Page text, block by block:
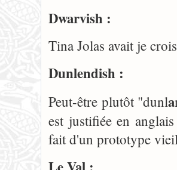
Dwarvish :
Tina Jolas avait je
Dunlendish :
Peut-être plutôt "dunla
est justifiée en
fait d'un prototype